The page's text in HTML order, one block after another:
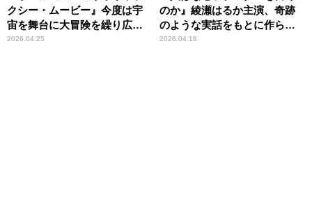
クシー・ムービー』今度は宇
宙を舞台に大冒険を繰り広げ
る！
2026.04.25
のか』綾瀬はるか主演、奇跡
のような実話をもとに作られ
た感動作
2026.04.18